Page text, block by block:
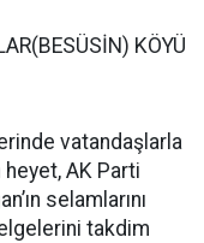
KÖYÜ
vatandaşlarla
AK Parti
selamlarını
takdim